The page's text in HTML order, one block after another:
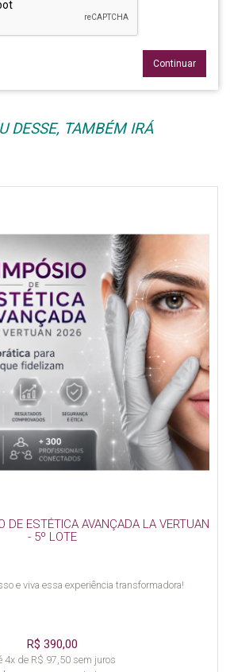
Continuar
DESSE, TAMBÉM IRÁ
DE ESTÉTICA AVANÇADA LA VERTUAN
- 5º LOTE
e viva essa experiência transformadora!
R$ 390,00
4x de R$ 97,50 sem juros